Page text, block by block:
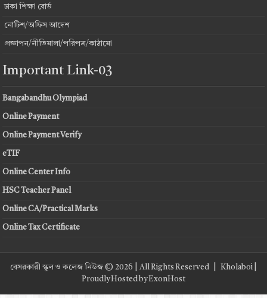
ঢাকা শিক্ষা বোর্ড
নোটিশ/অফিস আদেশ
প্রজ্ঞাপন/নীতিমালা/পরিপত্র/কাঠামো
Important Link-03
Bangabandhu Olympiad
Online Payment
Online Payment Verify
eTIF
Online Center Info
HSC Teacher Panel
Online CA/Practical Marks
Online Tax Certificate
বেসরকারী স্কুল ও কলেজ নিউজ © 2026 | All Rights Reserved | Kholaboi
Proudly Hosted byExonHost